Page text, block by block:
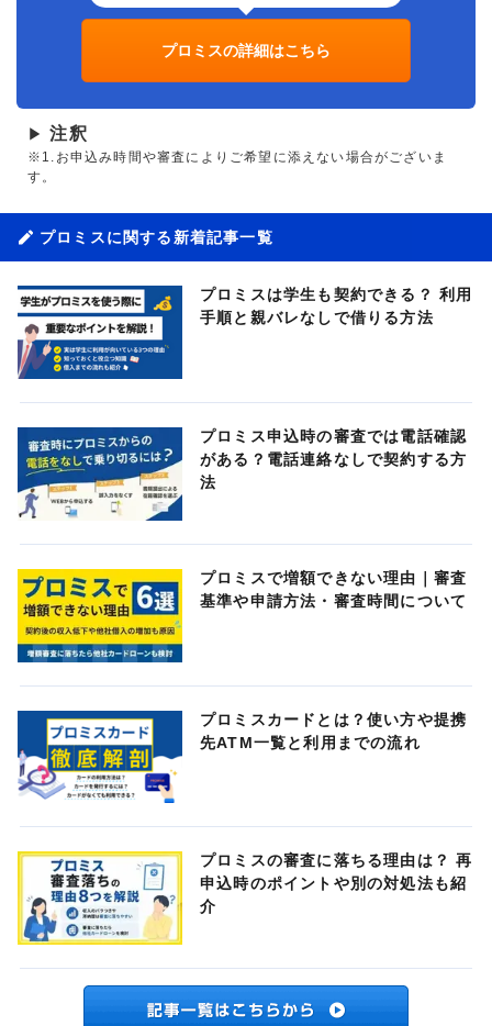
プロミスの詳細はこちら
▶ 注釈
※1.お申込み時間や審査によりご希望に添えない場合がございま
す。
プロミスに関する新着記事一覧
プロミスは学生も契約できる？ 利用
手順と親バレなしで借りる方法
プロミス申込時の審査では電話確認
がある？電話連絡なしで契約する方
法
プロミスで増額できない理由｜審査
基準や申請方法・審査時間について
プロミスカードとは？使い方や提携
先ATM一覧と利用までの流れ
プロミスの審査に落ちる理由は？ 再
申込時のポイントや別の対処法も紹
介